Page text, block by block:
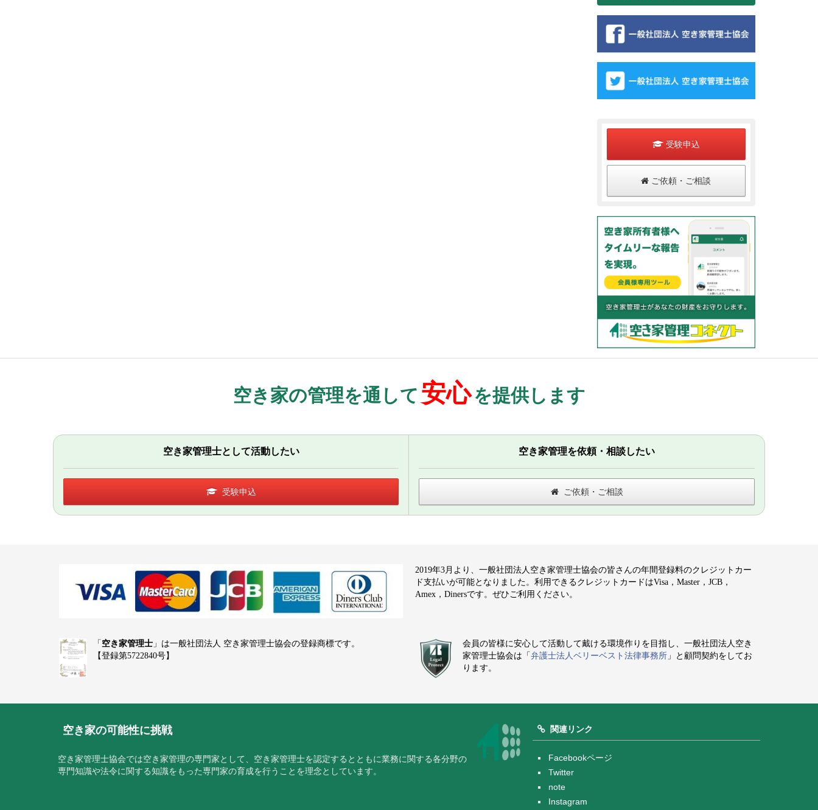
受験申込
ご依頼・ご相談
空き家の管理を通して安心を提供します
空き家管理士として活動したい
受験申込
空き家管理を依頼・相談したい
ご依頼・ご相談
2019年3月より、一般社団法人空き家管理士協会の皆さんの年間登録料のクレジットカー
ド支払いが可能となりました。利用できるクレジットカードはVisa，Master，JCB，
Amex，Dinersです。ぜひご利用ください。
「 空き家管理士 」は一般社団法人 空き家管理士協会の登録商標です。
【登録第5722840号】
会員の皆様に安心して活動して戴ける環境作りを目指し、一般社団法人空き
家管理士協会は「 弁護士法人ベリーベスト法律事務所 」と顧問契約をしてお
ります。
空き家の可能性に挑戦
空き家管理士協会では空き家管理の専門家として、空き家管理士を認定するとともに業務に関する各分野の
専門知識や法令に関する知識をもった専門家の育成を行うことを理念としています。
関連リンク
Facebookページ
Twitter
note
Instagram